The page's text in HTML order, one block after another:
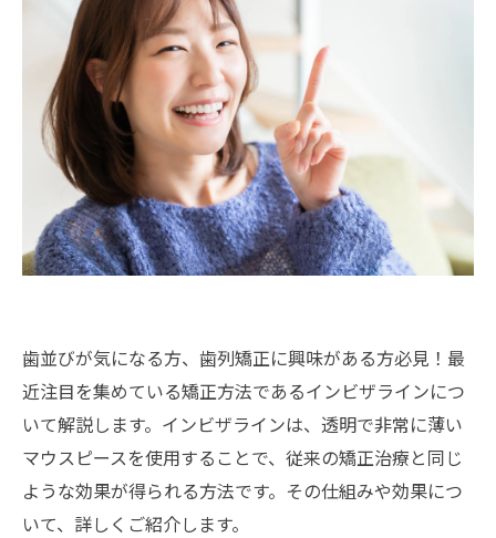
歯並びが気になる方、歯列矯正に興味がある方必見！最
近注目を集めている矯正方法であるインビザラインにつ
いて解説します。インビザラインは、透明で非常に薄い
マウスピースを使用することで、従来の矯正治療と同じ
ような効果が得られる方法です。その仕組みや効果につ
いて、詳しくご紹介します。